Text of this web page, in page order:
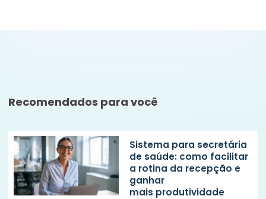
Recomendados para você
Sistema para secretária
de saúde: como facilitar
a rotina da recepção e
ganhar
mais produtividade